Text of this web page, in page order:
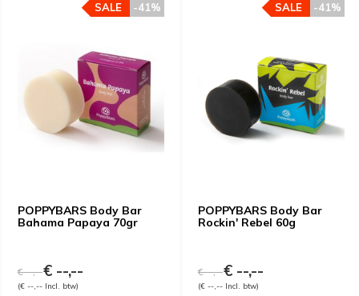
POPPYBARS Body Bar
Bahama Papaya 70gr
-41%
SALE
€ --,--€ --,--
(€ --,-- Incl. btw)
POPPYBARS Body Bar
Rockin' Rebel 60g
-41%
SALE
€ --,--€ --,--
(€ --,-- Incl. btw)